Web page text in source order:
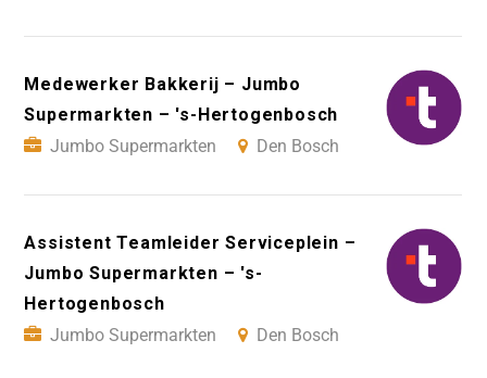
Medewerker Bakkerij – Jumbo
Supermarkten – 's-Hertogenbosch
Jumbo Supermarkten
Den Bosch
Assistent Teamleider Serviceplein –
Jumbo Supermarkten – 's-
Hertogenbosch
Jumbo Supermarkten
Den Bosch